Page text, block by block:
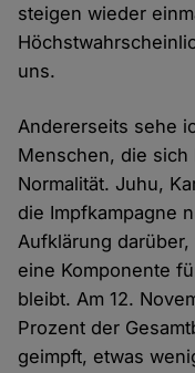
steigen wieder
uns.
Andererseits sehe
Menschen, die
Normalität. Juhu,
die Impfkampagne
Aufklärung
eine Komponente
bleibt. Am 12.
Prozent der
geimpft, etwas